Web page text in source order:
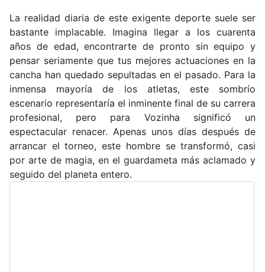
La realidad diaria de este exigente deporte suele ser
bastante implacable. Imagina llegar a los cuarenta
años de edad, encontrarte de pronto sin equipo y
pensar seriamente que tus mejores actuaciones en la
cancha han quedado sepultadas en el pasado. Para la
inmensa mayoría de los atletas, este sombrío
escenario representaría el inminente final de su carrera
profesional, pero para Vozinha significó un
espectacular renacer. Apenas unos días después de
arrancar el torneo, este hombre se transformó, casi
por arte de magia, en el guardameta más aclamado y
seguido del planeta entero.